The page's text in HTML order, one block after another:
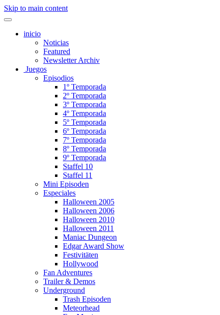
Skip to main content
inicio
Noticias
Featured
Newsletter Archiv
Juegos
Episodios
1º Temporada
2º Temporada
3º Temporada
4º Temporada
5º Temporada
6º Temporada
7º Temporada
8º Temporada
9º Temporada
Staffel 10
Staffel 11
Mini Episoden
Especiales
Halloween 2005
Halloween 2006
Halloween 2010
Halloween 2011
Maniac Dungeon
Edgar Award Show
Festivitäten
Hollywood
Fan Adventures
Trailer & Demos
Underground
Trash Episoden
Meteorhead